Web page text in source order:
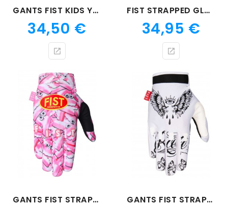
GANTS FIST KIDS YEAH BEARS
Prix
34,50 €
FIST STRAPPED GLOVE FLAMINGO ATTACK
Prix
34,95 €
GANTS FIST STRAPPED TOOTH HURTY GANTS FIST STRAPPED FLYING